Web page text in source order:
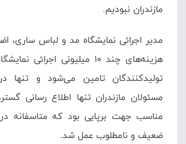
مازندران نبودیم.
مدیر اجرائی نمایشگاه مد و لباس ساری،
هزینه‌های چند 10 میلیونی
تولیدکنندگان تامین می‌شود و تنها
مسئولان مازندران تنها اطلاع رسانی
مناسب جهت برپایی بود که متاسفانه
ضعیف و نامطلوب عمل شد.